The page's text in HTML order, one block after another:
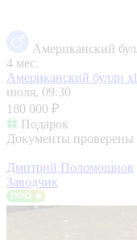
Американский
4 мес.
Американский булли хl
июля, 09:30
180 000 ₽
Подарок
Документы проверены
Дмитрий Поломошнов
Заводчик